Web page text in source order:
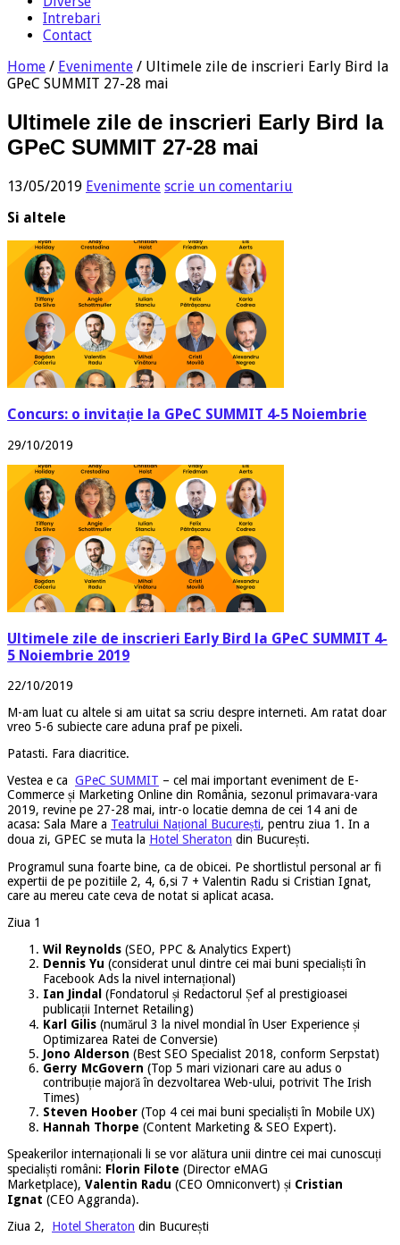
Intrebari
Contact
Home / Evenimente / Ultimele zile de inscrieri Early Bird la
GPeC SUMMIT 27-28 mai
Ultimele zile de inscrieri Early Bird la
GPeC SUMMIT 27-28 mai
13/05/2019 Evenimente scrie un comentariu
Si altele
Concurs: o invitație la GPeC SUMMIT 4-5 Noiembrie
29/10/2019
Ultimele zile de inscrieri Early Bird la GPeC SUMMIT 4-
5 Noiembrie 2019
22/10/2019
M-am luat cu altele si am uitat sa scriu despre interneti. Am ratat doar
vreo 5-6 subiecte care aduna praf pe pixeli.
Patasti. Fara diacritice.
Vestea e ca GPeC SUMMIT – cel mai important eveniment de E-
Commerce și Marketing Online din România, sezonul primavara-vara
2019, revine pe 27-28 mai, intr-o locatie demna de cei 14 ani de
acasa: Sala Mare a Teatrului Național București, pentru ziua 1. In a
doua zi, GPEC se muta la Hotel Sheraton din București.
Programul suna foarte bine, ca de obicei. Pe shortlistul personal ar fi
expertii de pe pozitiile 2, 4, 6,si 7 + Valentin Radu si Cristian Ignat,
care au mereu cate ceva de notat si aplicat acasa.
Ziua 1
Wil Reynolds (SEO, PPC & Analytics Expert)
Dennis Yu (considerat unul dintre cei mai buni specialiști în
Facebook Ads la nivel internațional)
Ian Jindal (Fondatorul și Redactorul Șef al prestigioasei
publicații Internet Retailing)
Karl Gilis (numărul 3 la nivel mondial în User Experience și
Optimizarea Ratei de Conversie)
Jono Alderson (Best SEO Specialist 2018, conform Serpstat)
Gerry McGovern (Top 5 mari vizionari care au adus o
contribuție majoră în dezvoltarea Web-ului, potrivit The Irish
Times)
Steven Hoober (Top 4 cei mai buni specialiști în Mobile UX)
Hannah Thorpe (Content Marketing & SEO Expert).
Speakerilor internaționali li se vor alătura unii dintre cei mai cunoscuți
specialiști români: Florin Filote (Director eMAG
Marketplace), Valentin Radu (CEO Omniconvert) și Cristian
Ignat (CEO Aggranda).
Ziua 2, Hotel Sheraton din București